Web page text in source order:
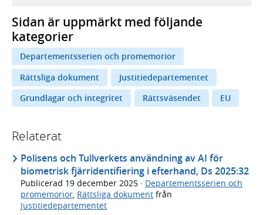
Sidan är uppmärkt med följande
kategorier
Departementsserien och promemorior
Rättsliga dokument
Justitiedepartementet
Grundlagar och integritet
Rättsväsendet EU
Relaterat
Polisens och Tullverkets användning av AI för
biometrisk fjärridentifiering i efterhand, Ds 2025:32
Publicerad 19 december 2025 · Departementsserien och
promemorior, Rättsliga dokument från
Justitiedepartementet